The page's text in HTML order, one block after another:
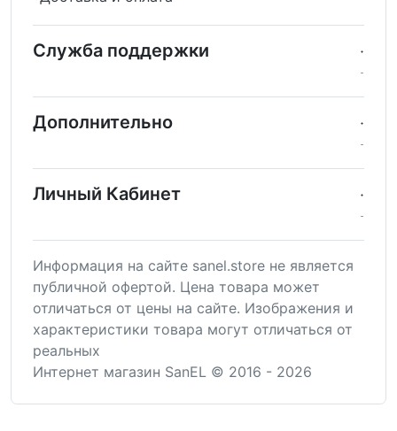
Служба поддержки
Дополнительно
Личный Кабинет
Информация на сайте sanel.store не является
публичной офертой. Цена товара может
отличаться от цены на сайте. Изображения и
характеристики товара могут отличаться от
реальных
Интернет магазин SanEL © 2016 - 2026